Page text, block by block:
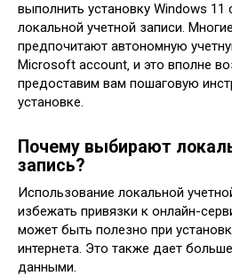
выполнить установку Windows 11
локальной учетной записи.
предпочитают автономную
Microsoft account‚ и это вполне
предоставим вам пошаговую
установке.
Почему выбирают
запись?
Использование локальной
избежать привязки к онлайн-
может быть полезно при
интернета. Это также дает
данными.